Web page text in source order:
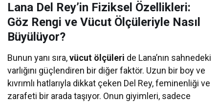
Lana Del Rey’in Fiziksel Özellikleri:
Göz Rengi ve Vücut Ölçüleriyle Nasıl
Büyülüyor?
Bunun yanı sıra,vücut ölçüleri de Lana’nın sahnedeki
varlığını güçlendiren bir diğer faktör. Uzun bir boy ve
kıvrımlı hatlarıyla dikkat çeken Del Rey, feminenliği ve
zarafeti bir arada taşıyor. Onun giyimleri, sadece